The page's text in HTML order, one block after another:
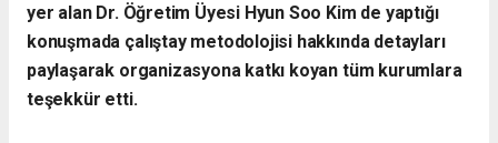
yer alan Dr. Öğretim Üyesi Hyun Soo Kim de yaptığı
konuşmada çalıştay metodolojisi hakkında detayları
paylaşarak organizasyona katkı koyan tüm kurumlara
teşekkür etti.